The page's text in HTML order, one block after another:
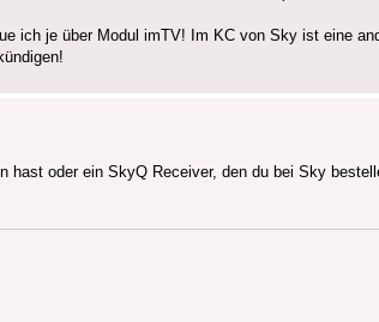
ich je über Modul imTV! Im KC von Sky ist eine
oder ein SkyQ Receiver, den du bei Sky